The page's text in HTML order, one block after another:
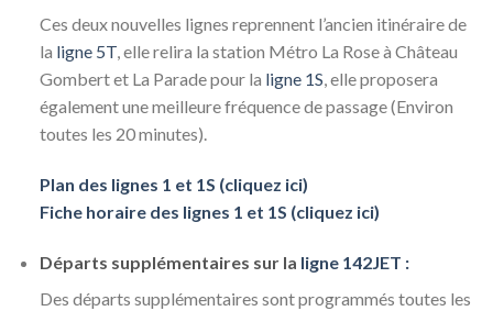
Ces deux nouvelles lignes reprennent l’ancien itinéraire de
la ligne 5T, elle relira la station Métro La Rose à Château
Gombert et La Parade pour la ligne 1S, elle proposera
également une meilleure fréquence de passage (Environ
toutes les 20 minutes).
Plan des lignes 1 et 1S (cliquez ici)
Fiche horaire des lignes 1 et 1S (cliquez ici)
Départs supplémentaires sur la ligne 142JET :
Des départs supplémentaires sont programmés toutes les